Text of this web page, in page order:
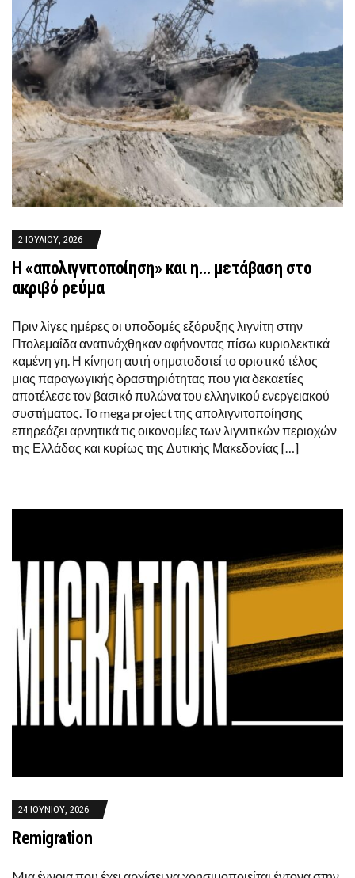
2 ΙΟΥΛΊΟΥ, 2026
Η «απολιγνιτοποίηση» και η… μετάβαση στο
ακριβό ρεύμα
Πριν λίγες ημέρες οι υποδομές εξόρυξης λιγνίτη στην
Πτολεμαΐδα ανατινάχθηκαν αφήνοντας πίσω κυριολεκτικά
καμένη γη. Η κίνηση αυτή σηματοδοτεί το οριστικό τέλος
μιας παραγωγικής δραστηριότητας που για δεκαετίες
αποτέλεσε τον βασικό πυλώνα του ελληνικού ενεργειακού
συστήματος. Το mega project της απολιγνιτοποίησης
επηρεάζει αρνητικά τις οικονομίες των λιγνιτικών περιοχών
της Ελλάδας και κυρίως της Δυτικής Μακεδονίας […]
24 ΙΟΥΝΊΟΥ, 2026
Remigration